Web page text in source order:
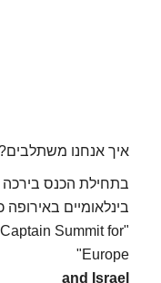
איך אנחנו
בתחילת הכנס
בינלאומיים באירופה
Summit for
Europe"
and Israel